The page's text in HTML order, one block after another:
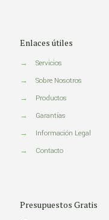
Enlaces útiles
→
Servicios
→
Sobre Nosotros
→
Productos
→
Garantías
→
Información Legal
→
Contacto
Presupuestos Gratis